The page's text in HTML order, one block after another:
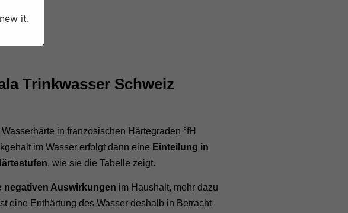
Trinkwasser Schweiz
in französischen Härtegraden °fH
im Wasser erfolgt dann eine Einteilung in
, wie sie die Tabelle zeigt.
negativen Auswirkungen im Haushalt, mehr dazu
eine Enthärtung des Wasser deshalb in Betracht
it.